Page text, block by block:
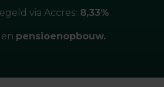
via Accres: 8,33%
en pensioenopbouw.